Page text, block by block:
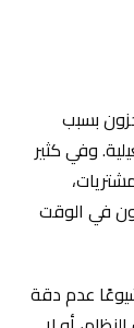
بسبب
وفي كثير
في الوقت
عدم دقة